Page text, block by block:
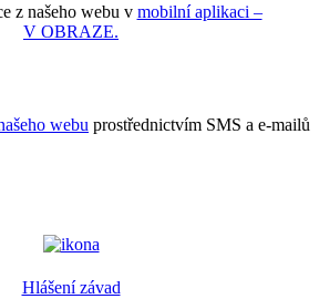
z našeho webu v mobilní aplikaci –
V OBRAZE.
webu prostřednictvím SMS a e-mailů
Hlášení závad